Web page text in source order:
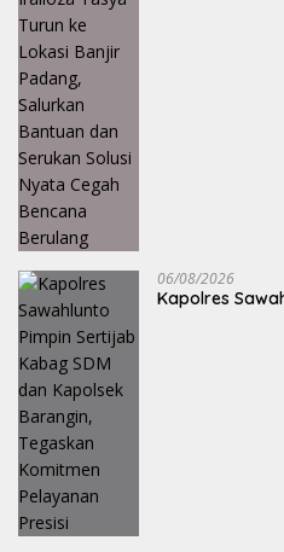
06/08/2026
Kapolres